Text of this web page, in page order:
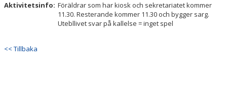
Aktivitetsinfo: Föräldrar som har kiosk och sekretariatet kommer
11.30. Resterande kommer 11.30 och bygger sarg.
Utebllivet svar på kallelse = inget spel
<< Tillbaka